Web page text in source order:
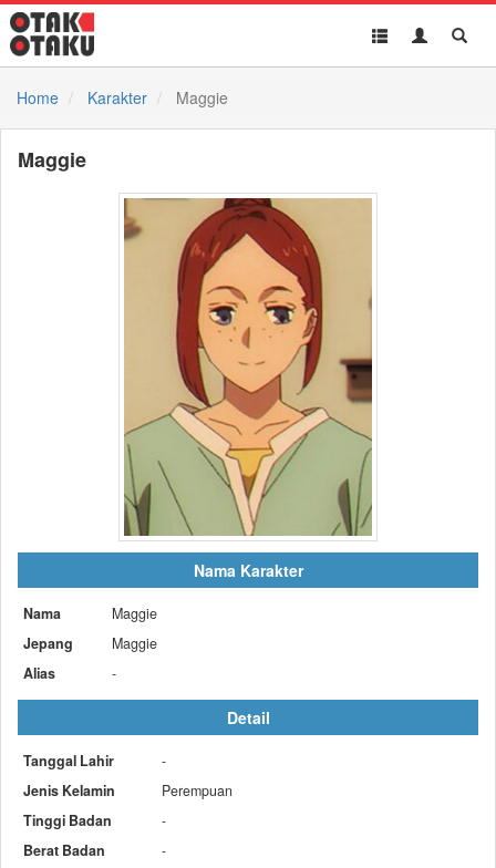
Toggle
Toggle
Home
Karakter Maggie
Maggie
Nama Karakter
Nama
Maggie
Jepang
Maggie
Alias
-
Detail
Tanggal Lahir
-
Jenis Kelamin
Perempuan
Tinggi Badan
-
Berat Badan
-